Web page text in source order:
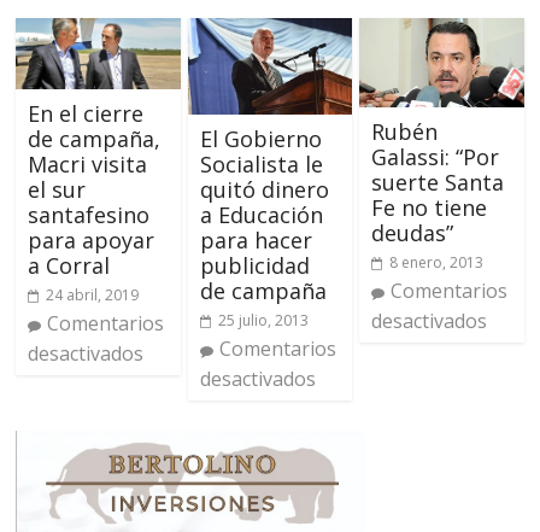
En el cierre
de campaña,
Macri visita
el sur
santafesino
para apoyar
a Corral
24 abril, 2019
Comentarios
desactivados
El Gobierno
Socialista le
quitó dinero
a Educación
para hacer
publicidad
de campaña
25 julio, 2013
Comentarios
desactivados
Rubén
Galassi: “Por
suerte Santa
Fe no tiene
deudas”
8 enero, 2013
Comentarios
desactivados